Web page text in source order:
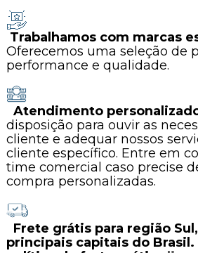
Trabalhamos com marcas
Oferecemos uma seleção de
performance e qualidade.
Atendimento
disposição para ouvir as
cliente e adequar nossos
cliente específico. Entre em
time comercial caso precise
compra personalizadas.
Frete grátis para região
principais capitais do Brasil.